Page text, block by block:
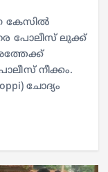
കേസില്‍
പോലീസ് ലുക്ക്
നീക്കം.
ചോദ്യം